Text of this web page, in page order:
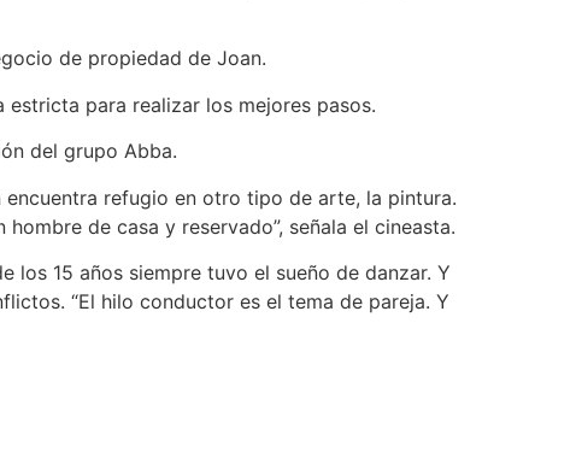
de propiedad de Joan.
para realizar los mejores pasos.
del grupo Abba.
refugio en otro tipo de arte, la pintura.
de casa y reservado”, señala el cineasta.
los 15 años siempre tuvo el sueño de danzar. Y
“El hilo conductor es el tema de pareja. Y